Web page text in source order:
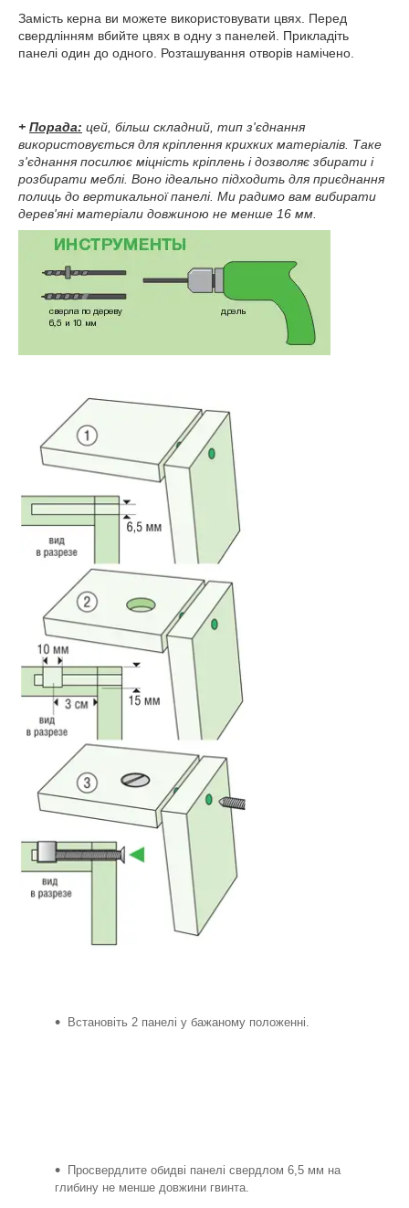
Замість керна ви можете використовувати цвях. Перед
свердлінням вбийте цвях в одну з панелей. Прикладіть
панелі один до одного. Розташування отворів намічено.
+ Порада: цей, більш складний, тип з'єднання
використовується для кріплення крихких матеріалів. Таке
з'єднання посилює міцність кріплень і дозволяє збирати і
розбирати меблі. Воно ідеально підходить для приєднання
полиць до вертикальної панелі. Ми радимо вам вибирати
дерев'яні матеріали довжиною не менше 16 мм.
Встановіть 2 панелі у бажаному положенні.
Просвердлите обидві панелі свердлом 6,5 мм на
глибину не менше довжини гвинта.